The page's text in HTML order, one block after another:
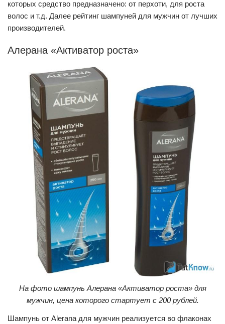
которых средство предназначено: от перхоти, для роста
волос и т.д. Далее рейтинг шампуней для мужчин от лучших
производителей.
Алерана «Активатор роста»
На фото шампунь Алерана «Активатор роста» для
мужчин, цена которого стартует с 200 рублей.
Шампунь от Аlerana для мужчин реализуется во флаконах